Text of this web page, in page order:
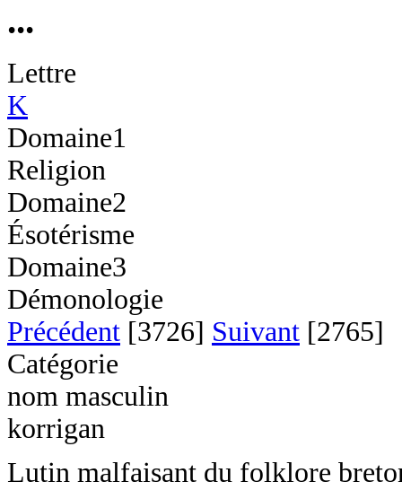
...
Lettre
K
Domaine1
Religion
Domaine2
Ésotérisme
Domaine3
Démonologie
Précédent [3726] Suivant [2765]
Catégorie
nom masculin
korrigan
Lutin malfaisant du folklore